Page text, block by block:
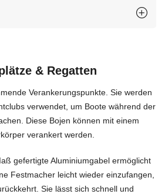
& Regatten
Verankerungspunkte. Sie werden
verwendet, um Boote während der
Diese Bojen können mit einem
verankert werden.
gefertigte Aluminiumgabel ermöglicht
Festmacher leicht wieder einzufangen,
Sie lässt sich schnell und